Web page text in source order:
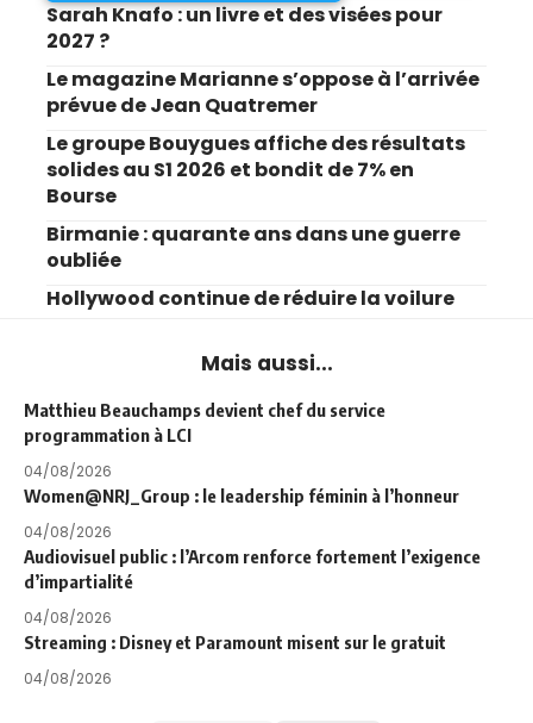
Sarah Knafo : un livre et des visées pour
2027 ?
Le magazine Marianne s’oppose à l’arrivée
prévue de Jean Quatremer
Le groupe Bouygues affiche des résultats
solides au S1 2026 et bondit de 7% en
Bourse
Birmanie : quarante ans dans une guerre
oubliée
Hollywood continue de réduire la voilure
Mais aussi...
Matthieu Beauchamps devient chef du service
programmation à LCI
04/08/2026
Women@NRJ_Group : le leadership féminin à l’honneur
04/08/2026
Audiovisuel public : l’Arcom renforce fortement l’exigence
d’impartialité
04/08/2026
Streaming : Disney et Paramount misent sur le gratuit
04/08/2026